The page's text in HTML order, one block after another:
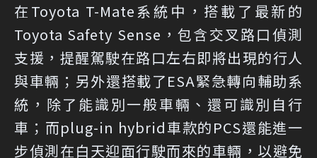
在Toyota T-Mate系統中，搭載了最新的
Toyota Safety Sense，包含交叉路口偵測
支援，提醒駕駛在路口左右即將出現的行人
與車輛；另外還搭載了ESA緊急轉向輔助系
統，除了能識別一般車輛、還可識別自行
車；而plug-in hybrid車款的PCS還能進一
步偵測在白天迎面行駛而來的車輛，以避免